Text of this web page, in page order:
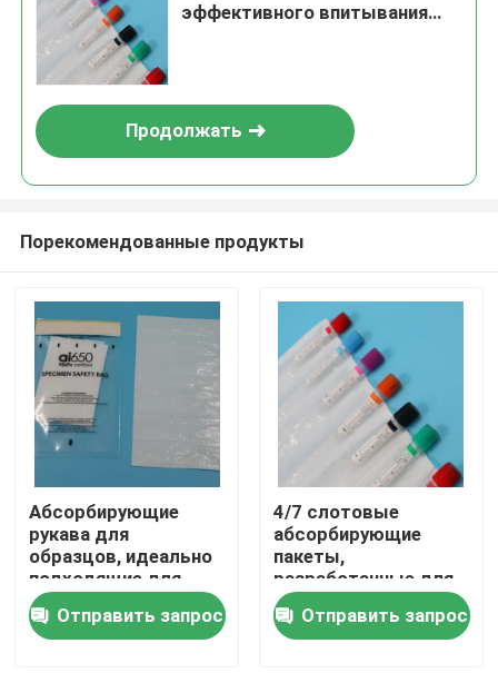
Домой
Продукты
эффективного впитывания
Продолжать
Порекомендованные продукты
Абсорбирующие
рукава для
образцов, идеально
подходящие для
лабораторного
использования, с
вариантами
Отправить запрос
4/7 слотовые
абсорбирующие
пакеты,
разработанные для
эффективного
впитывания
жидкости и
Отправить запрос